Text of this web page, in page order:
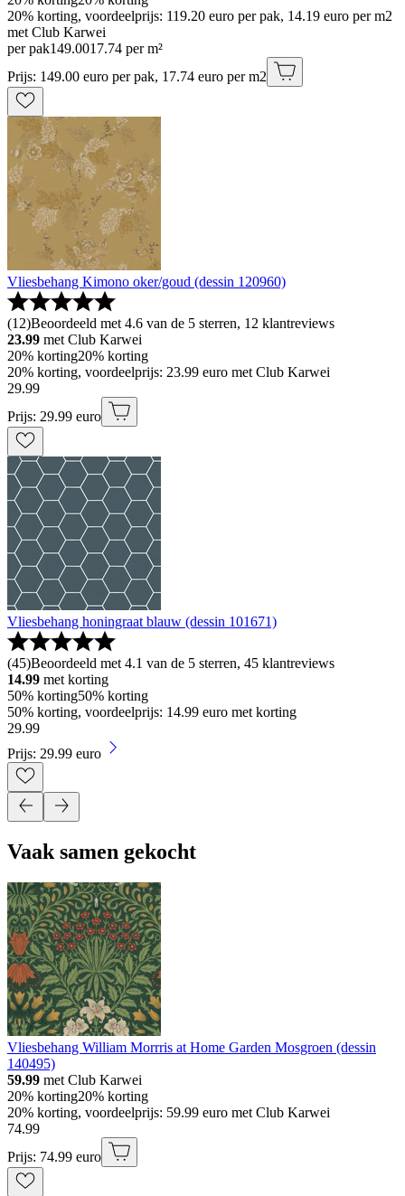
20% korting, voordeelprijs: 119.20 euro per pak, 14.19 euro per m2
met Club Karwei
per pak149.0017.74 per m²
Prijs: 149.00 euro per pak, 17.74 euro per m2
Vliesbehang Kimono oker/goud (dessin 120960)
(12)Beoordeeld met 4.6 van de 5 sterren, 12 klantreviews
23.99 met Club Karwei
20% korting20% korting
20% korting, voordeelprijs: 23.99 euro met Club Karwei
29.99
Prijs: 29.99 euro
Vliesbehang honingraat blauw (dessin 101671)
(45)Beoordeeld met 4.1 van de 5 sterren, 45 klantreviews
14.99 met korting
50% korting50% korting
50% korting, voordeelprijs: 14.99 euro met korting
29.99
Prijs: 29.99 euro
Vaak samen gekocht
Vliesbehang William Morrris at Home Garden Mosgroen (dessin
140495)
59.99 met Club Karwei
20% korting20% korting
20% korting, voordeelprijs: 59.99 euro met Club Karwei
74.99
Prijs: 74.99 euro